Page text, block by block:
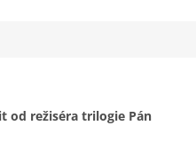
od režiséra trilogie Pán